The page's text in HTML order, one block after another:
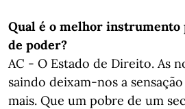
Qual é o melhor instrumento
de poder?
AC - O Estado de Direito. As
saindo deixam-nos a
mais. Que um pobre de um